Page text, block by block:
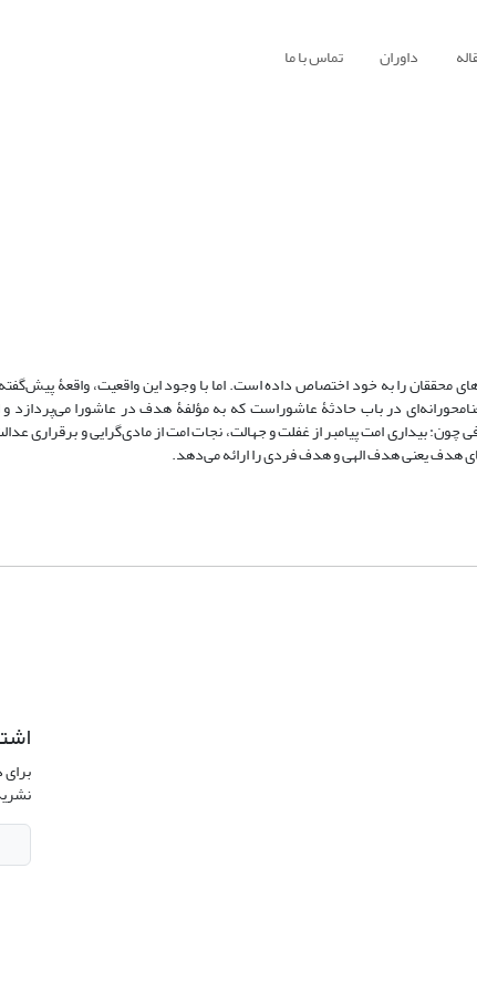
داوران تماس با ما
محققان را به خود اختصاص داده است. اما با وجود این واقعیت، واقعۀ
در باب حادثۀ عاشوراست که به مؤلفۀ هدف در عاشورا می‌پردازد
بیداری امت پیامبر از غفلت و جهالت، نجات امت از مادی‌گرایی و برقراری
هدف یعنی هدف الهی و هدف فردی را ارائه می‌دهد.